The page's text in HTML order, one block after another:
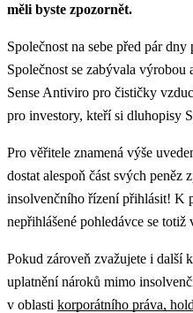
měli byste zpozornět.
Společnost na sebe před pár
Společnost se zabývala výrobou
Sense Antiviro pro čističky
pro investory, kteří si dluhopisy
Pro věřitele znamená výše
dostat alespoň část svých peněz
insolvenčního řízení přihlásit! K
nepřihlášené pohledávce se
Pokud zároveň zvažujete i další
uplatnění nároků mimo
v oblasti korporátního práva,